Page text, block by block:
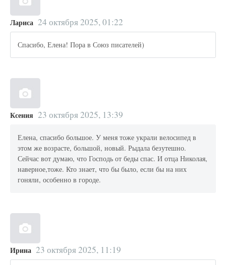
Лариса 24 октября 2025, 01:22
Спасибо, Елена! Пора в Союз писателей)
Ксения 23 октября 2025, 13:39
Елена, спасибо большое. У меня тоже украли велосипед в
этом же возрасте, большой, новый. Рыдала безутешно.
Сейчас вот думаю, что Господь от беды спас. И отца Николая,
наверное,тоже. Кто знает, что бы было, если бы на них
гоняли, особенно в городе.
Ирина 23 октября 2025, 11:19